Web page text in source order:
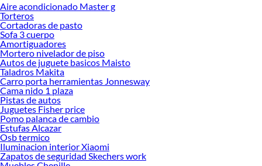
Aire acondicionado Master g
Torteros
Cortadoras de pasto
Sofa 3 cuerpo
Amortiguadores
Mortero nivelador de piso
Autos de juguete basicos Maisto
Taladros Makita
Carro porta herramientas Jonnesway
Cama nido 1 plaza
Pistas de autos
Juguetes Fisher price
Pomo palanca de cambio
Estufas Alcazar
Osb termico
Iluminacion interior Xiaomi
Zapatos de seguridad Skechers work